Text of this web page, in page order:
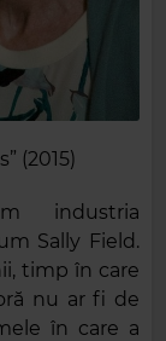
(2015)
industria
Sally Field.
timp în care
nu ar fi de
în care a